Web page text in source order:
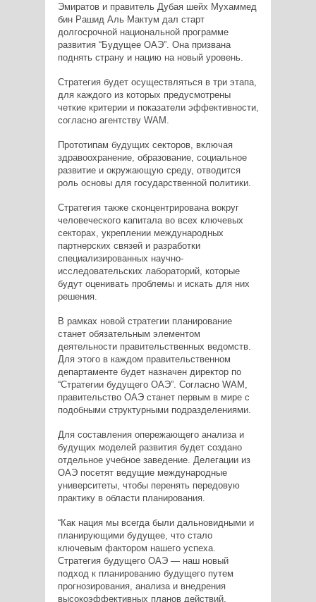
Эмиратов и правитель Дубая шейх Мухаммед
бин Рашид Аль Мактум дал старт
долгосрочной национальной программе
развития “Будущее ОАЭ”. Она призвана
поднять страну и нацию на новый уровень.
Стратегия будет осуществляться в три этапа,
для каждого из которых предусмотрены
четкие критерии и показатели эффективности,
согласно агентству WAM.
Прототипам будущих секторов, включая
здравоохранение, образование, социальное
развитие и окружающую среду, отводится
роль основы для государственной политики.
Стратегия также сконцентрирована вокруг
человеческого капитала во всех ключевых
секторах, укреплении международных
партнерских связей и разработки
специализированных научно-
исследовательских лабораторий, которые
будут оценивать проблемы и искать для них
решения.
В рамках новой стратегии планирование
станет обязательным элементом
деятельности правительственных ведомств.
Для этого в каждом правительственном
департаменте будет назначен директор по
“Стратегии будущего ОАЭ”. Согласно WAM,
правительство ОАЭ станет первым в мире с
подобными структурными подразделениями.
Для составления опережающего анализа и
будущих моделей развития будет создано
отдельное учебное заведение. Делегации из
ОАЭ посетят ведущие международные
университеты, чтобы перенять передовую
практику в области планирования.
“Как нация мы всегда были дальновидными и
планирующими будущее, что стало
ключевым фактором нашего успеха.
Стратегия будущего ОАЭ — наш новый
подход к планированию будущего путем
прогнозирования, анализа и внедрения
высокоэффективных планов действий,